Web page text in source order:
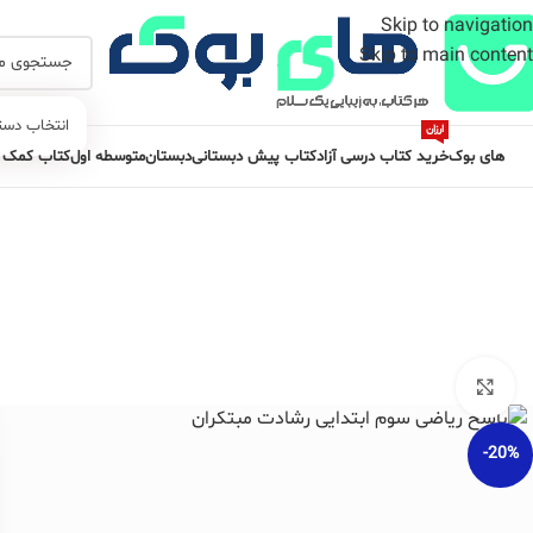
Skip to navigation
Skip to main content
انتخاب
های بوکخرید کتاب درسی آزاد
ارزان
کتاب پیش دبستانیدبستانمتوسطه اولکتاب
-20%